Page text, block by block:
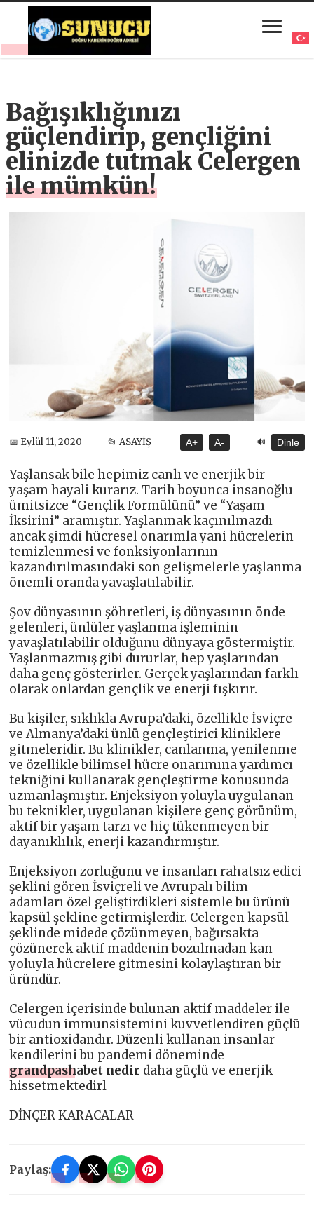
Bağışıklığınızı
güçlendirip, gençliğini
elinizde tutmak Celergen
ile mümkün!
📅 Eylül 11, 2020 📂 ASAYİŞ A+ A- 🔊 Dinle
Yaşlansak bile hepimiz canlı ve enerjik bir
yaşam hayali kurarız. Tarih boyunca insanoğlu
ümitsizce “Gençlik Formülünü” ve “Yaşam
İksirini” aramıştır. Yaşlanmak kaçınılmazdı
ancak şimdi hücresel onarımla yani hücrelerin
temizlenmesi ve fonksiyonlarının
kazandırılmasındaki son gelişmelerle yaşlanma
önemli oranda yavaşlatılabilir.
Şov dünyasının şöhretleri, iş dünyasının önde
gelenleri, ünlüler yaşlanma işleminin
yavaşlatılabilir olduğunu dünyaya göstermiştir.
Yaşlanmazmış gibi dururlar, hep yaşlarından
daha genç gösterirler. Gerçek yaşlarından farklı
olarak onlardan gençlik ve enerji fışkırır.
Bu kişiler, sıklıkla Avrupa’daki, özellikle İsviçre
ve Almanya’daki ünlü gençleştirici kliniklere
gitmeleridir. Bu klinikler, canlanma, yenilenme
ve özellikle bilimsel hücre onarımına yardımcı
tekniğini kullanarak gençleştirme konusunda
uzmanlaşmıştır. Enjeksiyon yoluyla uygulanan
bu teknikler, uygulanan kişilere genç görünüm,
aktif bir yaşam tarzı ve hiç tükenmeyen bir
dayanıklılık, enerji kazandırmıştır.
Enjeksiyon zorluğunu ve insanları rahatsız edici
şeklini gören İsviçreli ve Avrupalı bilim
adamları özel geliştirdikleri sistemle bu ürünü
kapsül şekline getirmişlerdir. Celergen kapsül
şeklinde midede çözünmeyen, bağırsakta
çözünerek aktif maddenin bozulmadan kan
yoluyla hücrelere gitmesini kolaylaştıran bir
üründür.
Celergen içerisinde bulunan aktif maddeler ile
vücudun immunsistemini kuvvetlendiren güçlü
bir antioxidandır. Düzenli kullanan insanlar
kendilerini bu pandemi döneminde
grandpashabet nedir daha güçlü ve enerjik
hissetmektedirl
DİNÇER KARACALAR
Paylaş: